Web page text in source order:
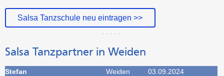
Salsa Tanzschule neu eintragen >>
Salsa Tanzpartner in Weiden
Stefan Weiden
03.09.2024